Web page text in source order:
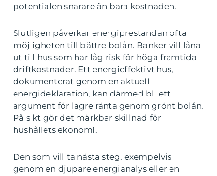
potentialen snarare än bara kostnaden.
Slutligen påverkar energiprestandan ofta
möjligheten till bättre bolån. Banker vill låna
ut till hus som har låg risk för höga framtida
driftkostnader. Ett energieffektivt hus,
dokumenterat genom en aktuell
energideklaration, kan därmed bli ett
argument för lägre ränta genom grönt bolån.
På sikt gör det märkbar skillnad för
hushållets ekonomi.
Den som vill ta nästa steg, exempelvis
genom en djupare energianalys eller en